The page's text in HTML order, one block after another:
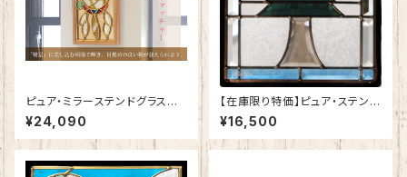
ピュア・ミラーステンドグラス
夢を守る「ドリームキャッチャー」
SH-PS02
¥24,090
【在庫限り特価】ピュア・ステンド
グラスSH-E-GL43
¥16,500